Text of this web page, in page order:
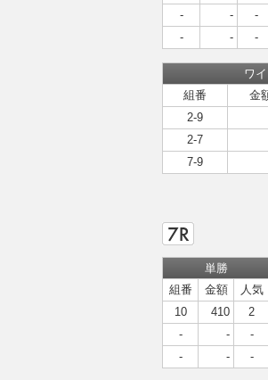
-
-
-
-
- -
ワ
組番
金
2-9
2-7
7-9
単勝
組番
金額
人気
10
410
2
-
-
-
-
- -